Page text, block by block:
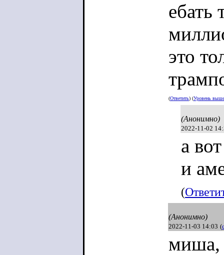
ебать
это
(Ответить) (Уровень выше
(Анонимно)
2022-11-02
а
и
(
(Анонимно)
2022-11-03 14:03 (
миша,